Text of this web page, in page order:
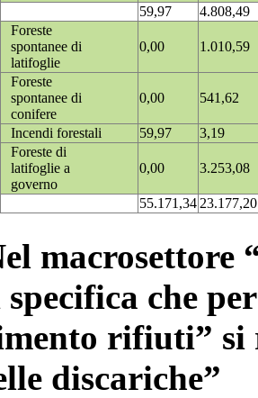
59,97
4.808,49
Foreste
spontanee di
latifoglie
0,00 1.010,59
Foreste
spontanee di
conifere
0,00 541,62
Incendi forestali 59,97
3,19
Foreste di
latifoglie a
governo
0,00 3.253,08
55.171,3423.177,20
macrosettore
che
rifiuti”
discariche”